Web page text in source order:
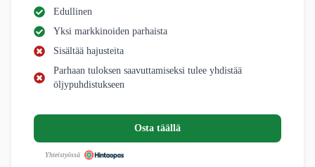
Edullinen
Yksi markkinoiden parhaista
Sisältää hajusteita
Parhaan tuloksen saavuttamiseksi tulee yhdistää
öljypuhdistukseen
Osta täällä
Yhteistyössä